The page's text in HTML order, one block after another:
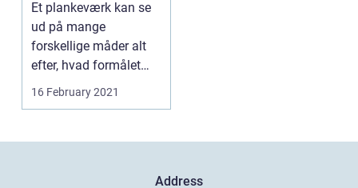
Et plankeværk kan se
ud på mange
forskellige måder alt
efter, hvad formålet
skal være med
plankeværk...
16 February 2021
Address